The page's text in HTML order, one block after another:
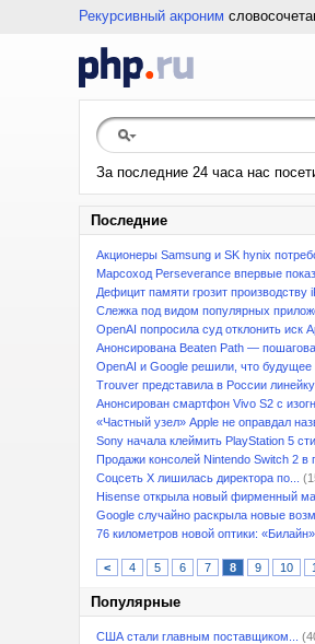
Рекурсивный акроним
За последние 24 часа нас
Последние
Акционеры Samsung и SK hynix
Марсоход Perseverance впервые
Дефицит памяти грозит производству
Слежка под видом популярных
OpenAI попросила суд отклонить иск
Анонсирована Beaten Path —
OpenAI и Google решили, что
Trouver представила в России линейку
Анонсирован смартфон Vivo S2 с
«Частный узел» Apple не оправдал
Sony начала клеймить PlayStation 5
Продажи консолей Nintendo Switch 2 в
Соцсеть X лишилась директора по...
Hisense открыла новый фирменный
Google случайно раскрыла новые
76 километров новой оптики:
< 4 5 6 7 8 9 10
Популярные
США стали главным поставщиком...